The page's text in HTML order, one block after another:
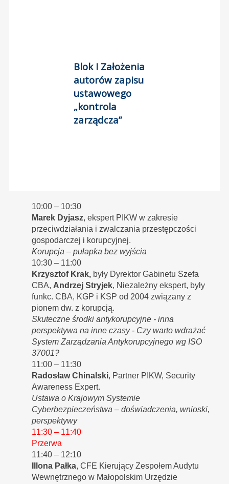
Blok I Założenia
autorów zapisu
ustawowego
„kontrola
zarządcza”
10:00 – 10:30
Marek Dyjasz, ekspert PIKW w zakresie
przeciwdziałania i zwalczania przestępczości
gospodarczej i korupcyjnej.
Korupcja – pułapka bez wyjścia
10:30 – 11:00
Krzysztof Krak, były Dyrektor Gabinetu Szefa
CBA, Andrzej Stryjek, Niezależny ekspert, były
funkc. CBA, KGP i KSP od 2004 związany z
pionem dw. z korupcją.
Skuteczne środki antykorupcyjne - inna
perspektywa na inne czasy - Czy warto wdrażać
System Zarządzania Antykorupcyjnego wg ISO
37001?
11:00 – 11:30
Radosław Chinalski, Partner PIKW, Security
Awareness Expert.
Ustawa o Krajowym Systemie
Cyberbezpieczeństwa – doświadczenia, wnioski,
perspektywy
11:30 – 11:40
Przerwa
11:40 – 12:10
Illona Pałka, CFE Kierujący Zespołem Audytu
Wewnętrznego w Małopolskim Urzędzie